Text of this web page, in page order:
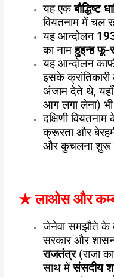
यह एकबौद्धिष्ट
वियतनाम में चल
यह आन्दोलन
का नामहुइन्ह फू-
यह आन्दोलन
इसके क्रांतिकारी
अंजाम देते थे,
आग लगा लेना) भी
दक्षिणी
क्रूरता और
और कुचलना शुरू
★लाओस और
जेनेवा समझौते के
सरकार और
राजतंत्र(राजा
साथ मेंसंसदीय